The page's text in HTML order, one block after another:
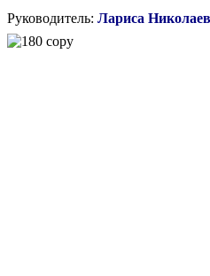
Руководитель: Лариса